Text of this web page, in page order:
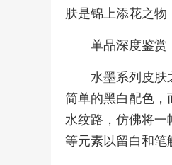
肤是锦上添花之物
单品深度鉴赏
水墨系列皮肤
简单的黑白配色，
水纹路，仿佛将一
等元素以留白和笔